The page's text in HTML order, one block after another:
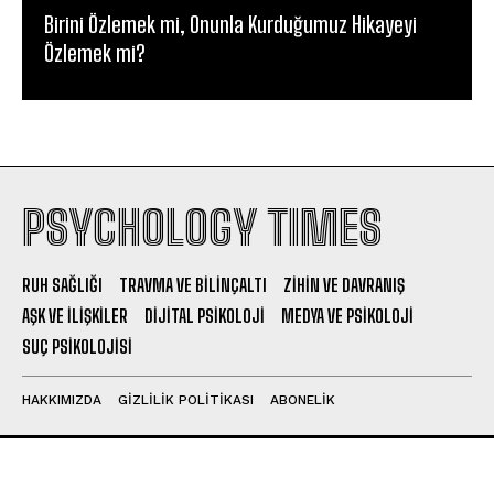
Birini Özlemek mi, Onunla Kurduğumuz Hikayeyi
Özlemek mi?
PSYCHOLOGY TIMES
RUH SAĞLIĞI TRAVMA VE BILINÇALTI
ZIHIN VE DAVRANIŞ
AŞK VE İLIŞKILER
DIJITAL PSIKOLOJI
MEDYA VE PSIKOLOJI
SUÇ PSIKOLOJISI
HAKKIMIZDA GIZLILIK POLITIKASI ABONELIK